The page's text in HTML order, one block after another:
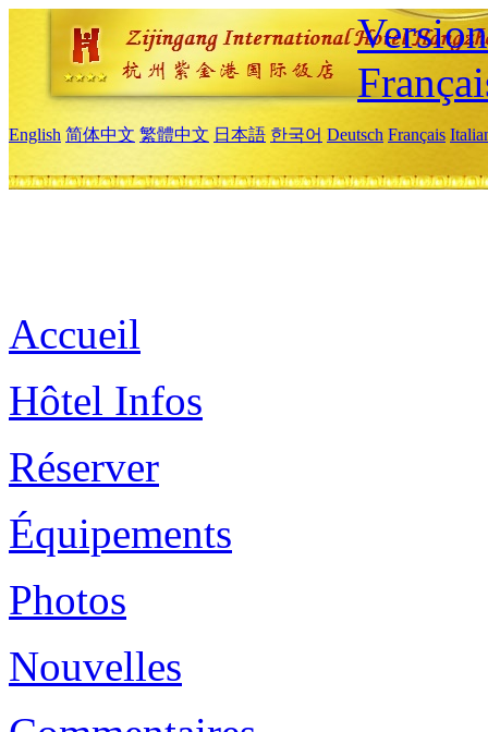
English 简体中文 繁體中文 日本語 한국어 Deutsch Français
Accueil
Hôtel Infos
Réserver
Équipements
Photos
Nouvelles